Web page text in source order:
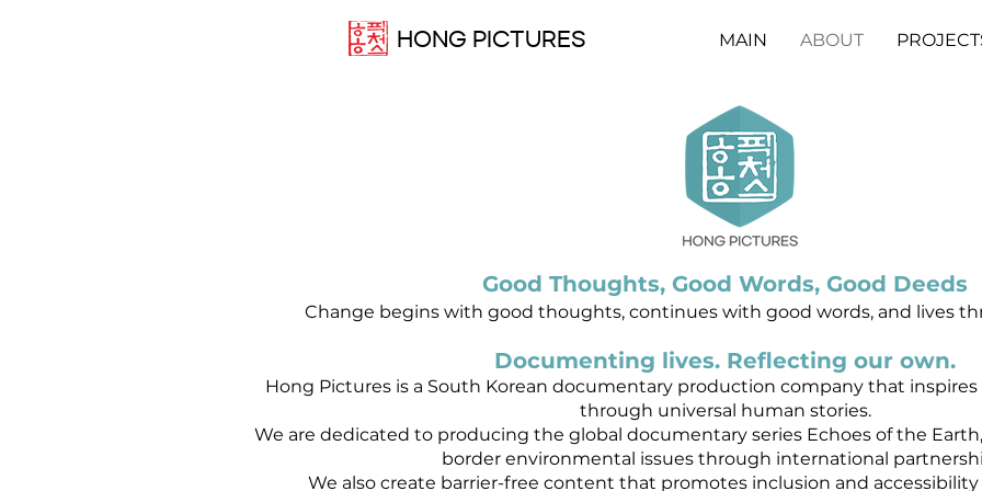
HONG PICTURES MAIN ABOUT
Good Thoughts, Good Words, Good Deeds
Change begins with good thoughts, continues with good words, and lives
Documenting lives. Reflecting our own.
Hong Pictures is a South Korean documentary production company that
through universal human stories.
We are dedicated to producing the global documentary series Echoes of the
border environmental issues through international
We also create barrier-free content that promotes inclusion and